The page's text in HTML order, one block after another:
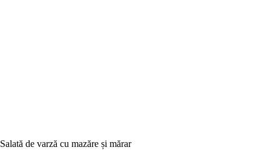
Salată de varză cu mazăre și mărar